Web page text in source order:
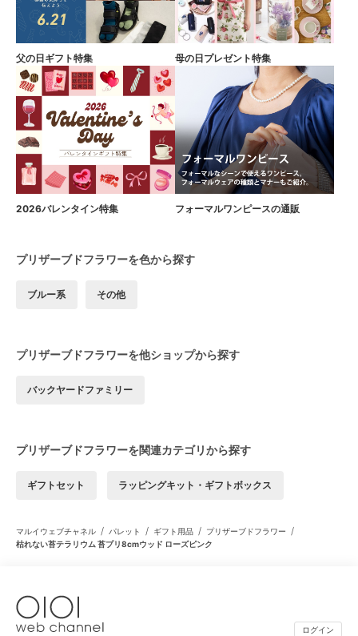
父の日ギフト特集 母の日プレゼント特集
2026バレンタイン特集 フォーマルワンピースの通販
プリザーブドフラワーを色から探す
ブルー系 その他
プリザーブドフラワーを他ショップから探す
バックヤードファミリー
プリザーブドフラワーを関連カテゴリから探す
ギフトセット ラッピングキット・ギフトボックス
マルイウェブチャネル / パレット / ギフト用品 / プリザーブドフラワー /
枯れない苔テラリウム 苔プリ8cmウッド ローズピンク
ログイン